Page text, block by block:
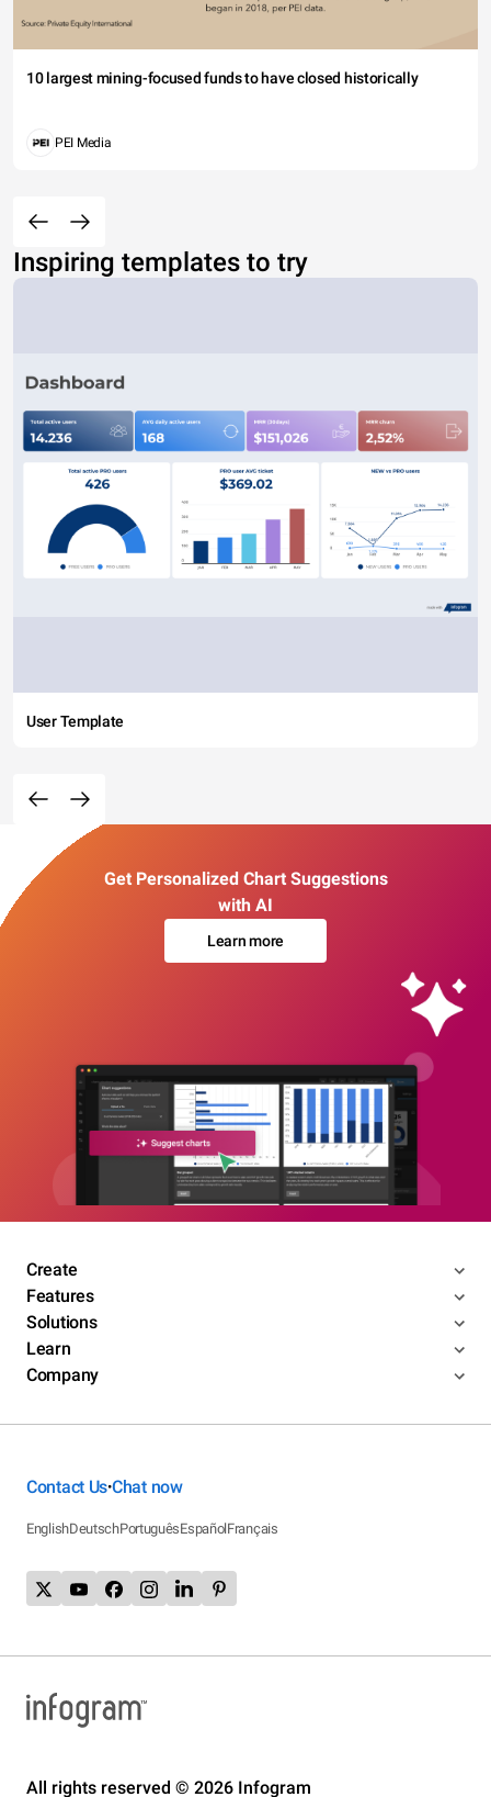
10 largest mining-focused funds to have closed historically
PEI Media
Inspiring templates to try
User Template
Get Personalized Chart Suggestions
with AI
Learn more
Create
Features
Solutions
Learn
Company
Contact Us•Chat now
EnglishDeutschPortuguêsEspañolFrançais
All rights reserved © 2026 Infogram